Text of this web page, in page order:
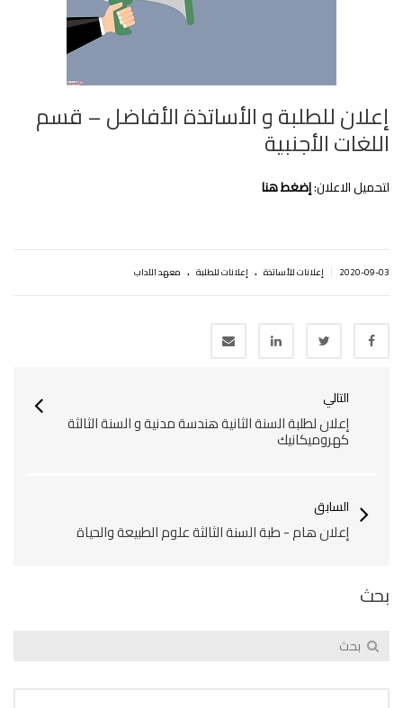
إعلان للطلبة و اﻷساتذة اﻷفاضل – قسم
اللغات اﻷجنبية
لتحميل الاعلان:إضغط هنا
2020-09-03 إعلانات للأساتذة . إعلانات للطلبة . معهد الآداب
التالي
إعلان لطلبة السنة الثانية هندسة مدنية و السنة الثالثة
كهروميكانيك
السابق
إعلان هام - طبة السنة الثالثة علوم الطبيعة والحياة
بحث